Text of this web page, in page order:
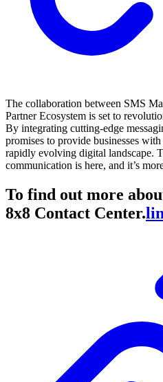
The collaboration between SMS
Partner Ecosystem is set to
By integrating cutting-edge
promises to provide businesses
rapidly evolving digital landscape.
communication is here, and it’s
To find out more
8x8 Contact Center.